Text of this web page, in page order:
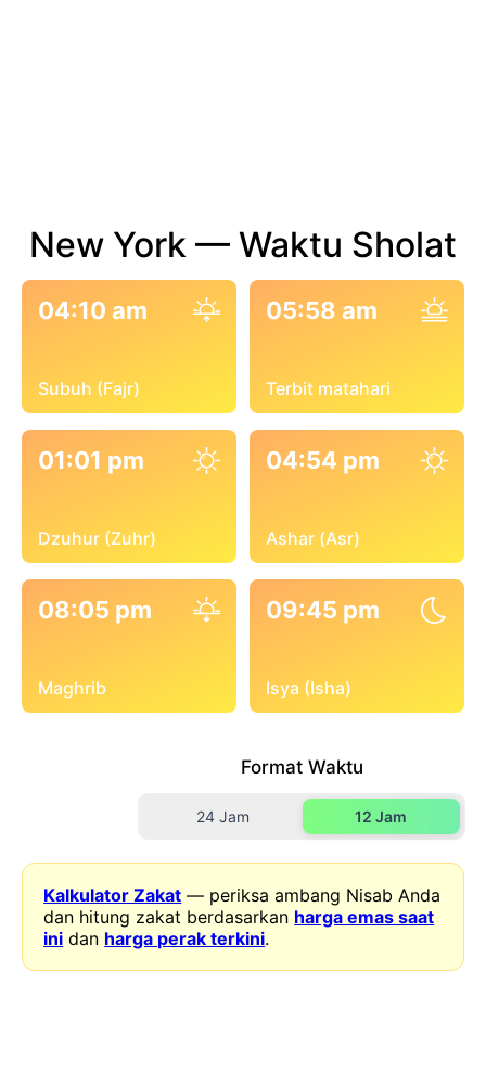
New York — Waktu Sholat
04:10 am
Subuh (Fajr)
05:58 am
Terbit matahari
01:01 pm
Dzuhur (Zuhr)
04:54 pm
Ashar (Asr)
08:05 pm
Maghrib
09:45 pm
Isya (Isha)
Format Waktu
24 Jam 12 Jam
Kalkulator Zakat — periksa ambang Nisab Anda
dan hitung zakat berdasarkan harga emas saat
ini dan harga perak terkini.